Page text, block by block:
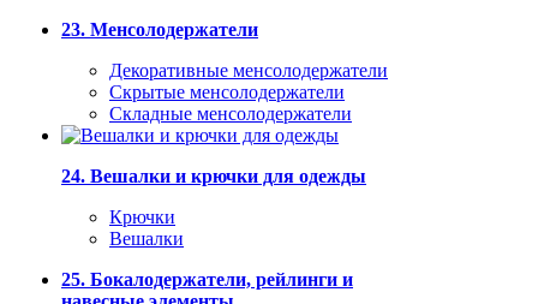
23. Менсолодержатели
Декоративные менсолодержатели
Скрытые менсолодержатели
Складные менсолодержатели
24. Вешалки и крючки для одежды
Крючки
Вешалки
25. Бокалодержатели, рейлинги и